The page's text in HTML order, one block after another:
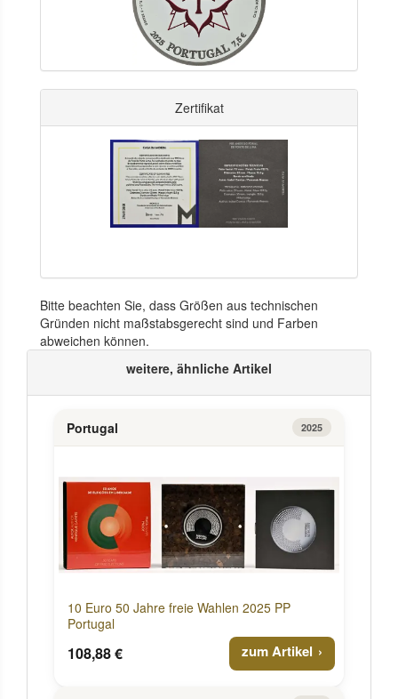
Zertifikat
Bitte beachten Sie, dass Größen aus technischen
Gründen nicht maßstabsgerecht sind und Farben
abweichen können.
weitere, ähnliche Artikel
Portugal 2025
10 Euro 50 Jahre freie Wahlen 2025 PP
Portugal
108,88 € zum Artikel